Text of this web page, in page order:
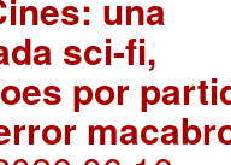
sci-fi,
por